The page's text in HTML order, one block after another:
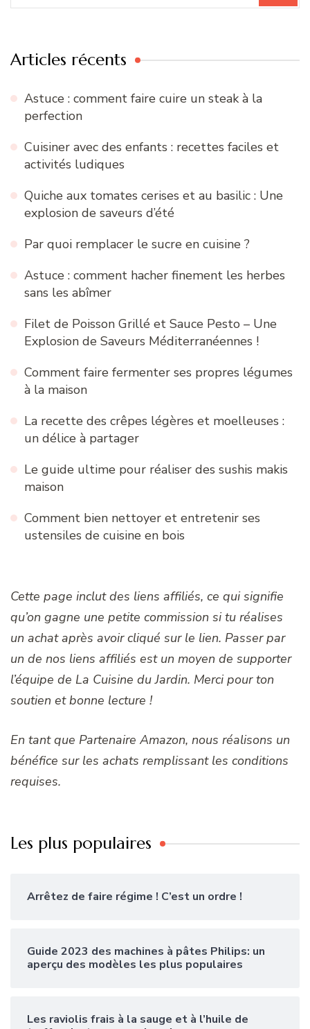
Articles récents
Astuce : comment faire cuire un steak à la
perfection
Cuisiner avec des enfants : recettes faciles et
activités ludiques
Quiche aux tomates cerises et au basilic : Une
explosion de saveurs d’été
Par quoi remplacer le sucre en cuisine ?
Astuce : comment hacher finement les herbes
sans les abîmer
Filet de Poisson Grillé et Sauce Pesto – Une
Explosion de Saveurs Méditerranéennes !
Comment faire fermenter ses propres légumes
à la maison
La recette des crêpes légères et moelleuses :
un délice à partager
Le guide ultime pour réaliser des sushis makis
maison
Comment bien nettoyer et entretenir ses
ustensiles de cuisine en bois
Cette page inclut des liens affiliés, ce qui signifie
qu’on gagne une petite commission si tu réalises
un achat après avoir cliqué sur le lien. Passer par
un de nos liens affiliés est un moyen de supporter
l’équipe de La Cuisine du Jardin. Merci pour ton
soutien et bonne lecture !
En tant que Partenaire Amazon, nous réalisons un
bénéfice sur les achats remplissant les conditions
requises.
Les plus populaires
Arrêtez de faire régime ! C’est un ordre !
Guide 2023 des machines à pâtes Philips: un
aperçu des modèles les plus populaires
Les raviolis frais à la sauge et à l’huile de